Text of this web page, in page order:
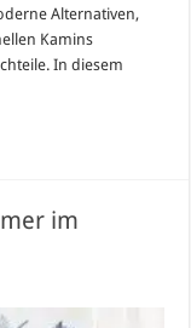
Alternativen,
Kamins
In diesem
im